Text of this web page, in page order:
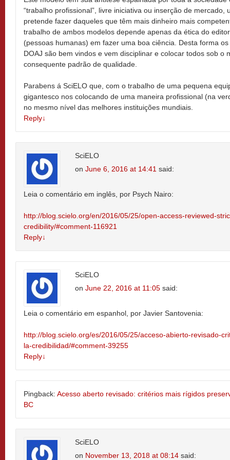
“trabalho profissional”, livre iniciativa ou inserção de mercado,
pretende fazer daqueles que têm mais dinheiro mais
trabalho de ambos modelos depende apenas da ética do
(pessoas humanas) em fazer uma boa ciência. Desta forma
DOAJ são bem vindos e vem disciplinar e colocar todos sob o
consequente padrão de qualidade.
Parabens á SciELO que, com o trabalho de uma pequena
gigantesco nos colocando de uma maneira profissional (na
no mesmo nível das melhores instituições mundiais.
Reply↓
SciELO
on June 6, 2016 at 14:41 said:
Leia o comentário em inglês, por Psych Nairo:
http://blog.scielo.org/en/2016/05/25/open-access-reviewed-
credibility/#comment-116921
Reply↓
SciELO
on June 22, 2016 at 11:05 said:
Leia o comentário em espanhol, por Javier Santovenia:
http://blog.scielo.org/es/2016/05/25/acceso-abierto-revisado-
la-credibilidad/#comment-39255
Reply↓
Pingback: Acesso aberto revisado: critérios mais rígidos
BC
SciELO
on November 13, 2018 at 08:14 said: